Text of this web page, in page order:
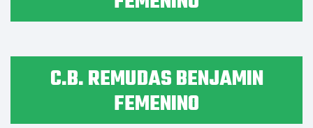
C.B. REMUDAS BENJAMIN
FEMENINO